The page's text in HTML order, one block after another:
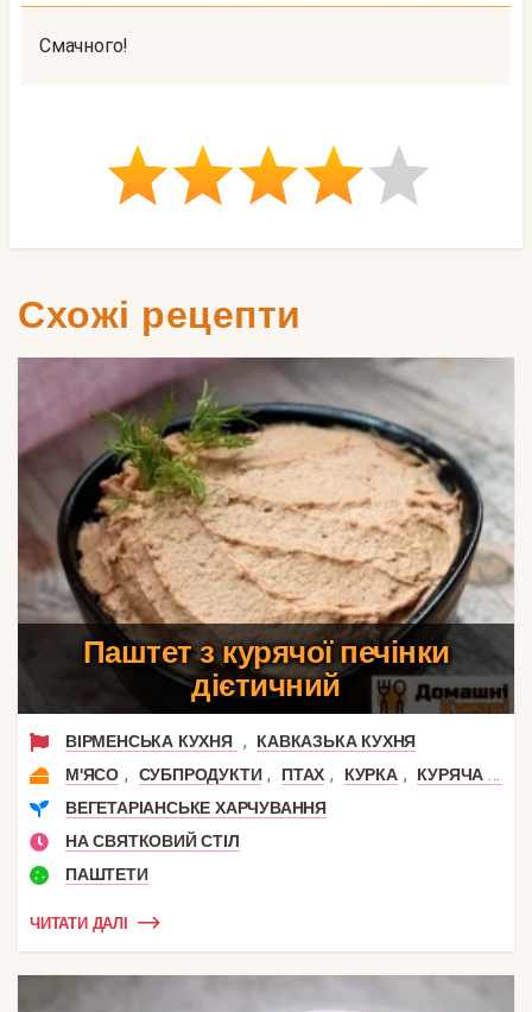
Смачного!
Схожі рецепти
Паштет з курячої печінки
дієтичний
ВІРМЕНСЬКА КУХНЯ ,
КАВКАЗЬКА КУХНЯ
М'ЯСО , СУБПРОДУКТИ , ПТАХ , КУРКА ,
КУРЯЧА ПЕЧІНКА
ВЕГЕТАРІАНСЬКЕ ХАРЧУВАННЯ
НА СВЯТКОВИЙ СТІЛ
ПАШТЕТИ
ЧИТАТИ ДАЛІ